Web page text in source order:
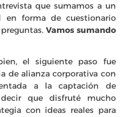
que sumamos a un
en forma de cuestionario
Vamos sumando
el siguiente paso fue
de alianza corporativa con
a la captación de
que disfruté mucho
con ideas reales para